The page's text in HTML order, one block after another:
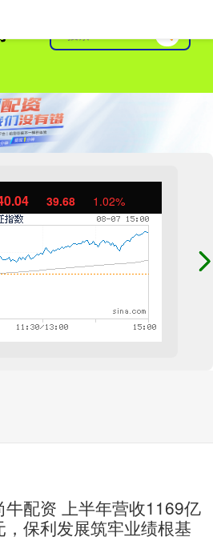
39.68 1.02%
牛配资 上半年营收1169亿
，保利发展筑牢业绩根基